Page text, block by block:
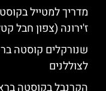
מדריך למטייל
ז'ירונה (צפון חבל
שנורקלים קוסטה
לצוללנים